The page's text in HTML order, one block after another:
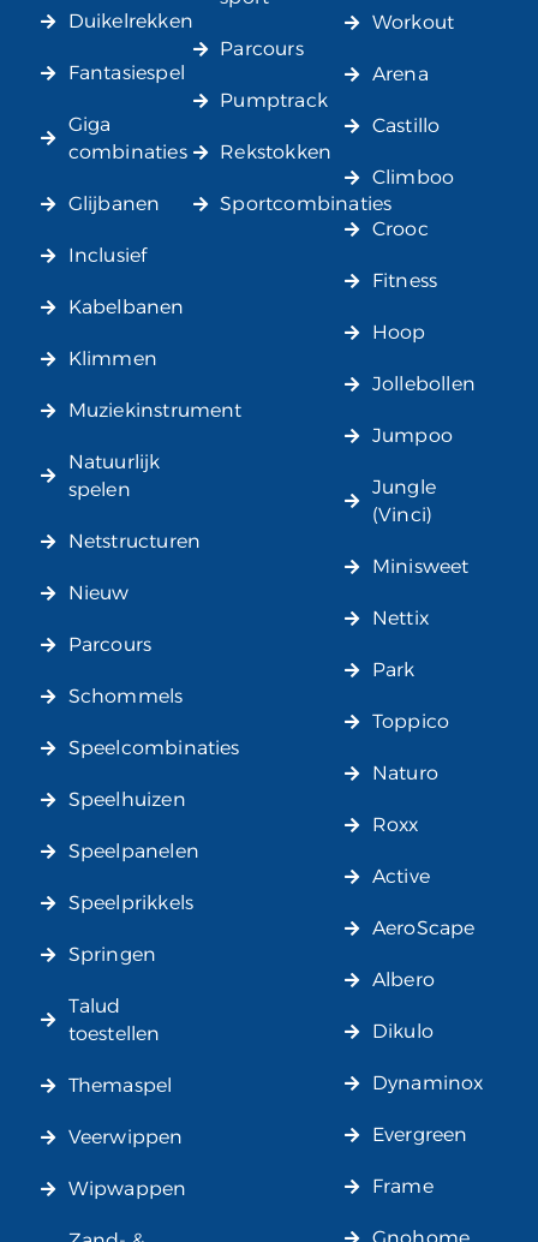
Duikelrekken
Fantasiespel
Giga
combinaties
Glijbanen
Inclusief
Kabelbanen
Klimmen
Muziekinstrument
Natuurlijk
spelen
Netstructuren
Nieuw
Parcours
Schommels
Speelcombinaties
Speelhuizen
Speelpanelen
Speelprikkels
Springen
Talud
toestellen
Themaspel
Veerwippen
Wipwappen
Parcours
Pumptrack
Rekstokken
Sportcombinaties
Workout
Arena
Castillo
Climboo
Crooc
Fitness
Hoop
Jollebollen
Jumpoo
Jungle
(Vinci)
Minisweet
Nettix
Park
Toppico
Naturo
Roxx
Active
AeroScape
Albero
Dikulo
Dynaminox
Evergreen
Frame